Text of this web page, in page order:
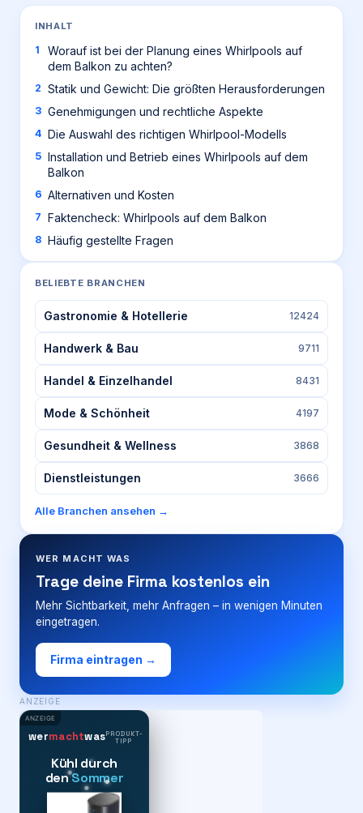
INHALT
Worauf ist bei der Planung eines Whirlpools auf
dem Balkon zu achten?
Statik und Gewicht: Die größten Herausforderungen
Genehmigungen und rechtliche Aspekte
Die Auswahl des richtigen Whirlpool-Modells
Installation und Betrieb eines Whirlpools auf dem
Balkon
Alternativen und Kosten
Faktencheck: Whirlpools auf dem Balkon
Häufig gestellte Fragen
BELIEBTE BRANCHEN
Gastronomie & Hotellerie 12424
Handwerk & Bau 9711
Handel & Einzelhandel 8431
Mode & Schönheit 4197
Gesundheit & Wellness 3868
Dienstleistungen 3666
Alle Branchen ansehen →
WER MACHT WAS
Trage deine Firma kostenlos ein
Mehr Sichtbarkeit, mehr Anfragen – in wenigen Minuten
eingetragen.
Firma eintragen →
ANZEIGE
ANZEIGE
wermachtwasPRODUKT-
TIPP
Kühl durch
denSommer